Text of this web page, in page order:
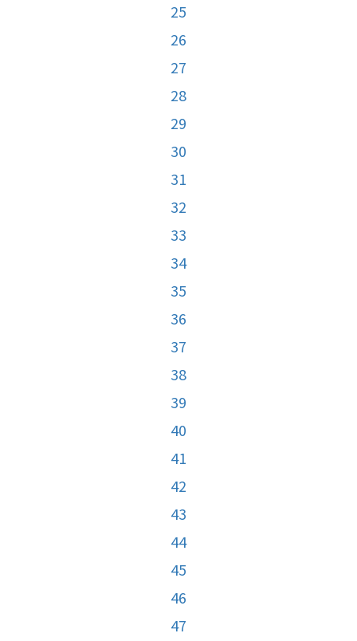
25
26
27
28
29
30
31
32
33
34
35
36
37
38
39
40
41
42
43
44
45
46
47